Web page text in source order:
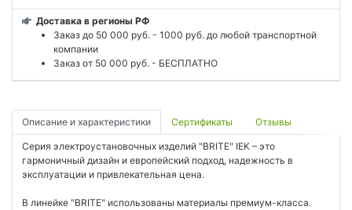
Доставка в регионы РФ
Заказ до 50 000 руб. - 1000 руб. до любой транспортной
компании
Заказ от 50 000 руб. - БЕСПЛАТНО
Описание и характеристики Сертификаты Отзывы
Серия электроустановочных изделий "BRITE" IEK – это
гармоничный дизайн и европейский подход, надежность в
эксплуатации и привлекательная цена.
В линейке "BRITE" использованы материалы премиум-класса.